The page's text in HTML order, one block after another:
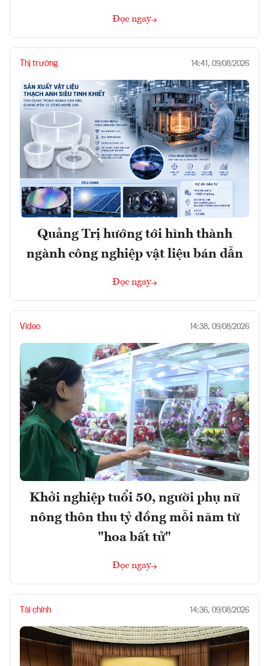
Đọc ngay
Thị trường 14:41, 09/08/2026
Quảng Trị hướng tới hình thành
ngành công nghiệp vật liệu bán dẫn
Đọc ngay
Video 14:38, 09/08/2026
Khởi nghiệp tuổi 50, người phụ nữ
nông thôn thu tỷ đồng mỗi năm từ
"hoa bất tử"
Đọc ngay
Tài chính 14:36, 09/08/2026